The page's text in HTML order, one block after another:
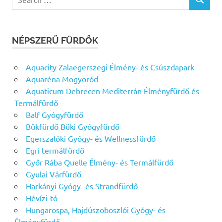
for:
SEARCH
NÉPSZERŰ FÜRDŐK
Aquacity Zalaegerszegi Élmény- és Csúszdapark
Aquaréna Mogyoród
Aquaticum Debrecen Mediterrán Élményfürdő és
Termálfürdő
Balf Gyógyfürdő
Bükfürdő Büki Gyógyfürdő
Egerszalóki Gyógy- és Wellnessfürdő
Egri termálfürdő
Győr Rába Quelle Élmény- és Termálfürdő
Gyulai Várfürdő
Harkányi Gyógy- és Strandfürdő
Hévízi-tó
Hungarospa, Hajdúszoboszlói Gyógy- és